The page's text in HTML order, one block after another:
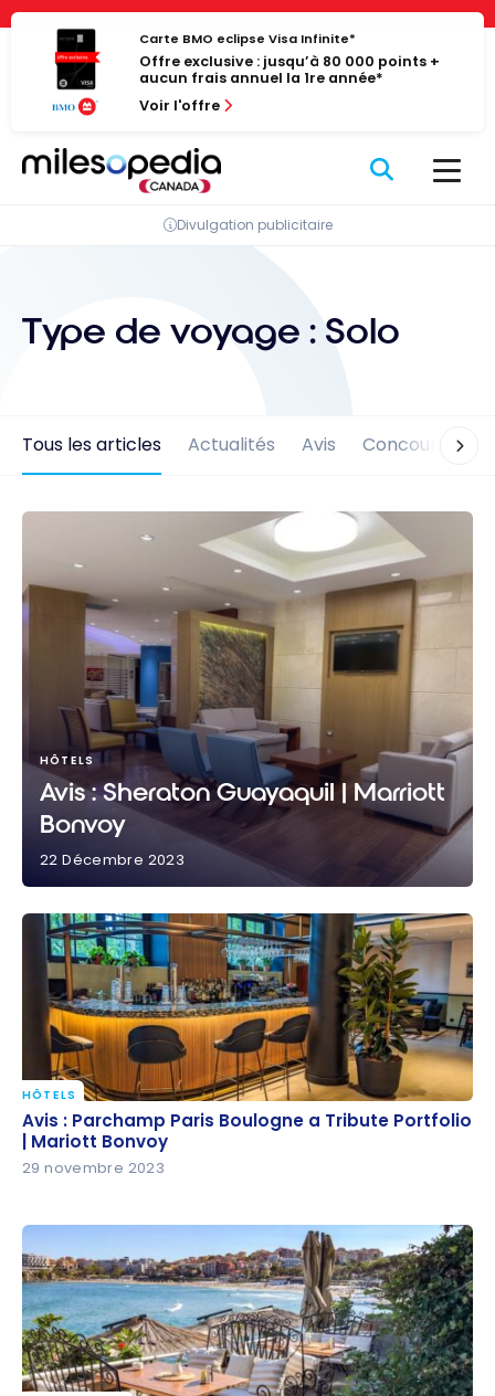
Panneau de gestion des cookies
Passer
contenu
Carte BMO eclipse Visa Infinite*
Offre exclusive : jusqu’à 80 000 points +
aucun frais annuel la 1re année*
Voir l'offre
Divulgation publicitaire
Type de voyage : Solo
Tous les articles Actualités Avis Concours
HÔTELS
Avis : Sheraton Guayaquil | Marriott
Bonvoy
22 Décembre 2023
Avis : Parchamp Paris Boulogne a Tribute Portfolio |
Mariott Bonvoy
HÔTELS
Avis : Parchamp Paris Boulogne a Tribute Portfolio
| Mariott Bonvoy
29 novembre 2023